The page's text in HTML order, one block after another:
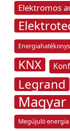
Elektromos
KNX
Legrand
Megújuló energia